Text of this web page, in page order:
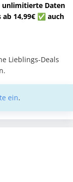
unlimitierte Daten
14,99€ ✅ auch
Lieblings-Deals
ein.